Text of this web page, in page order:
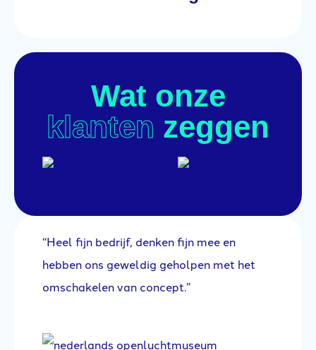
Wat onze
klanten zeggen
“Heel fijn bedrijf, denken fijn mee en
hebben ons geweldig geholpen met het
omschakelen van concept.”